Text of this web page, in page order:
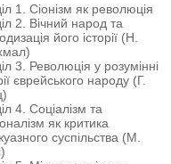
1. Сіонізм як революція
2. Вічний народ та
його історії (Н.
3. Революція у розумінні
єврейського народу (Г.
4. Соціалізм та
як критика
суспільства (М.